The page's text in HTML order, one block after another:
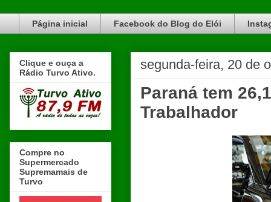
Página inicial Facebook do Blog do Elói
segunda-feira, 20 de
Paraná tem
Trabalhador
Clique e ouça a
Rádio Turvo Ativo.
Compre no
Supermercado
Supremamais de
Turvo